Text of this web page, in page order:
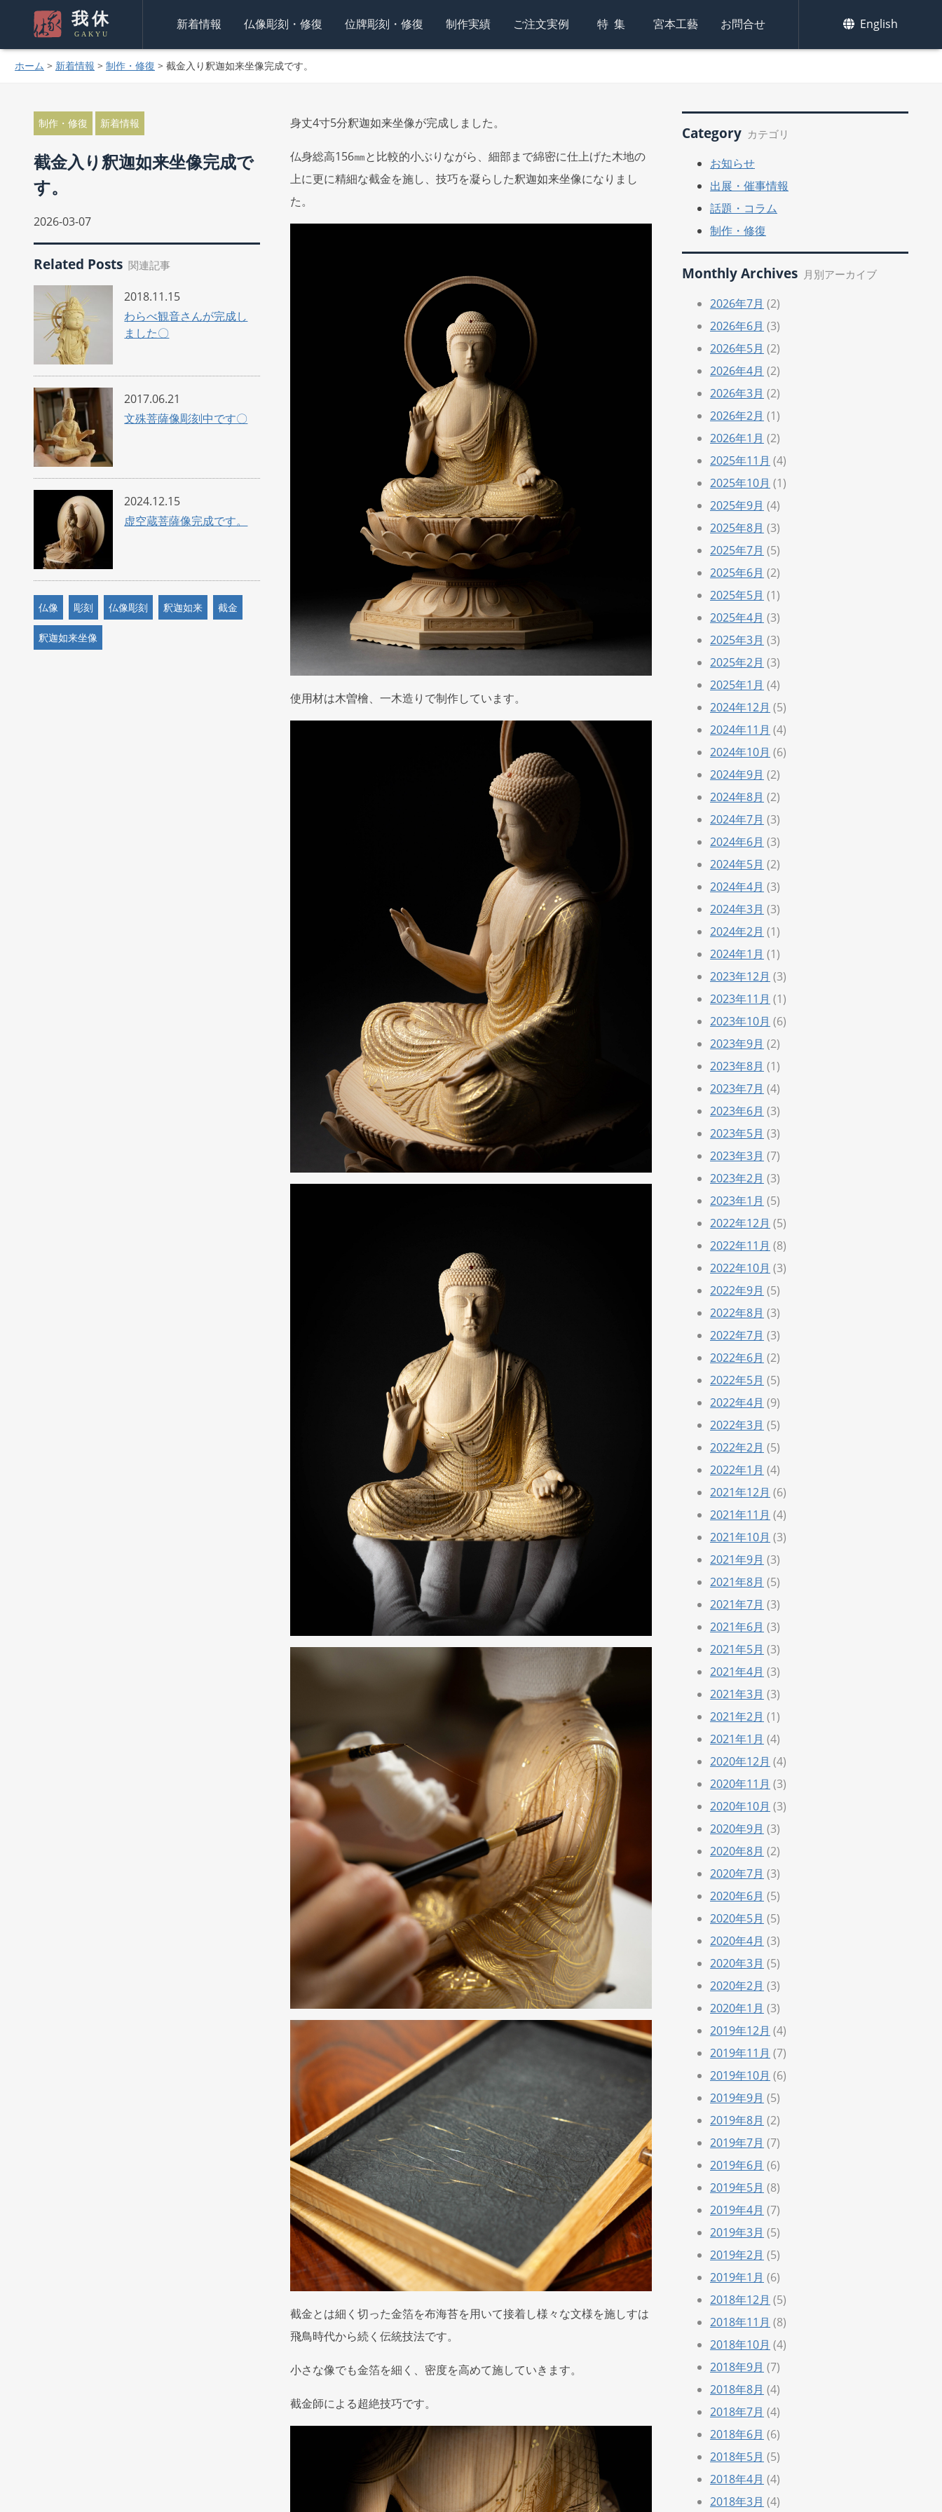
我休
GAKYU
新着情報 仏像彫刻・修復 位牌彫刻・修復 制作実績 ご注文実例 特集 宮本工藝 お問合せ English
ホーム > 新着情報 > 制作・修復 > 截金入り釈迦如来坐像完成です。
制作・修復 新着情報
截金入り釈迦如来坐像完成で
す。
2026-03-07
Related Posts 関連記事
2018.11.15
わらべ観音さんが完成し
ました〇
2017.06.21
文殊菩薩像彫刻中です〇
2024.12.15
虚空蔵菩薩像完成です。
仏像 彫刻 仏像彫刻 釈迦如来 截金
釈迦如来坐像
身丈4寸5分釈迦如来坐像が完成しました。
仏身総高156㎜と比較的小ぶりながら、細部まで綿密に仕上げた木地の
上に更に精細な截金を施し、技巧を凝らした釈迦如来坐像になりまし
た。
使用材は木曽檜、一木造りで制作しています。
截金とは細く切った金箔を布海苔を用いて接着し様々な文様を施しすは
飛鳥時代から続く伝統技法です。
小さな像でも金箔を細く、密度を高めて施していきます。
截金師による超絶技巧です。
Category カテゴリ
お知らせ
出展・催事情報
話題・コラム
制作・修復
Monthly Archives 月別アーカイブ
2026年7月 (2)
2026年6月 (3)
2026年5月 (2)
2026年4月 (2)
2026年3月 (2)
2026年2月 (1)
2026年1月 (2)
2025年11月 (4)
2025年10月 (1)
2025年9月 (4)
2025年8月 (3)
2025年7月 (5)
2025年6月 (2)
2025年5月 (1)
2025年4月 (3)
2025年3月 (3)
2025年2月 (3)
2025年1月 (4)
2024年12月 (5)
2024年11月 (4)
2024年10月 (6)
2024年9月 (2)
2024年8月 (2)
2024年7月 (3)
2024年6月 (3)
2024年5月 (2)
2024年4月 (3)
2024年3月 (3)
2024年2月 (1)
2024年1月 (1)
2023年12月 (3)
2023年11月 (1)
2023年10月 (6)
2023年9月 (2)
2023年8月 (1)
2023年7月 (4)
2023年6月 (3)
2023年5月 (3)
2023年3月 (7)
2023年2月 (3)
2023年1月 (5)
2022年12月 (5)
2022年11月 (8)
2022年10月 (3)
2022年9月 (5)
2022年8月 (3)
2022年7月 (3)
2022年6月 (2)
2022年5月 (5)
2022年4月 (9)
2022年3月 (5)
2022年2月 (5)
2022年1月 (4)
2021年12月 (6)
2021年11月 (4)
2021年10月 (3)
2021年9月 (3)
2021年8月 (5)
2021年7月 (3)
2021年6月 (3)
2021年5月 (3)
2021年4月 (3)
2021年3月 (3)
2021年2月 (1)
2021年1月 (4)
2020年12月 (4)
2020年11月 (3)
2020年10月 (3)
2020年9月 (3)
2020年8月 (2)
2020年7月 (3)
2020年6月 (5)
2020年5月 (5)
2020年4月 (3)
2020年3月 (5)
2020年2月 (3)
2020年1月 (3)
2019年12月 (4)
2019年11月 (7)
2019年10月 (6)
2019年9月 (5)
2019年8月 (2)
2019年7月 (7)
2019年6月 (6)
2019年5月 (8)
2019年4月 (7)
2019年3月 (5)
2019年2月 (5)
2019年1月 (6)
2018年12月 (5)
2018年11月 (8)
2018年10月 (4)
2018年9月 (7)
2018年8月 (4)
2018年7月 (4)
2018年6月 (6)
2018年5月 (5)
2018年4月 (4)
2018年3月 (4)